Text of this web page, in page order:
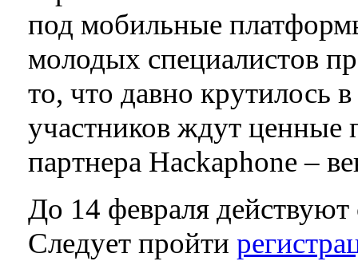
под мобильные
молодых специалистов
то, что давно крутилось
участников ждут ценные
партнера Hackaphone –
До 14 февраля
Следует пройти